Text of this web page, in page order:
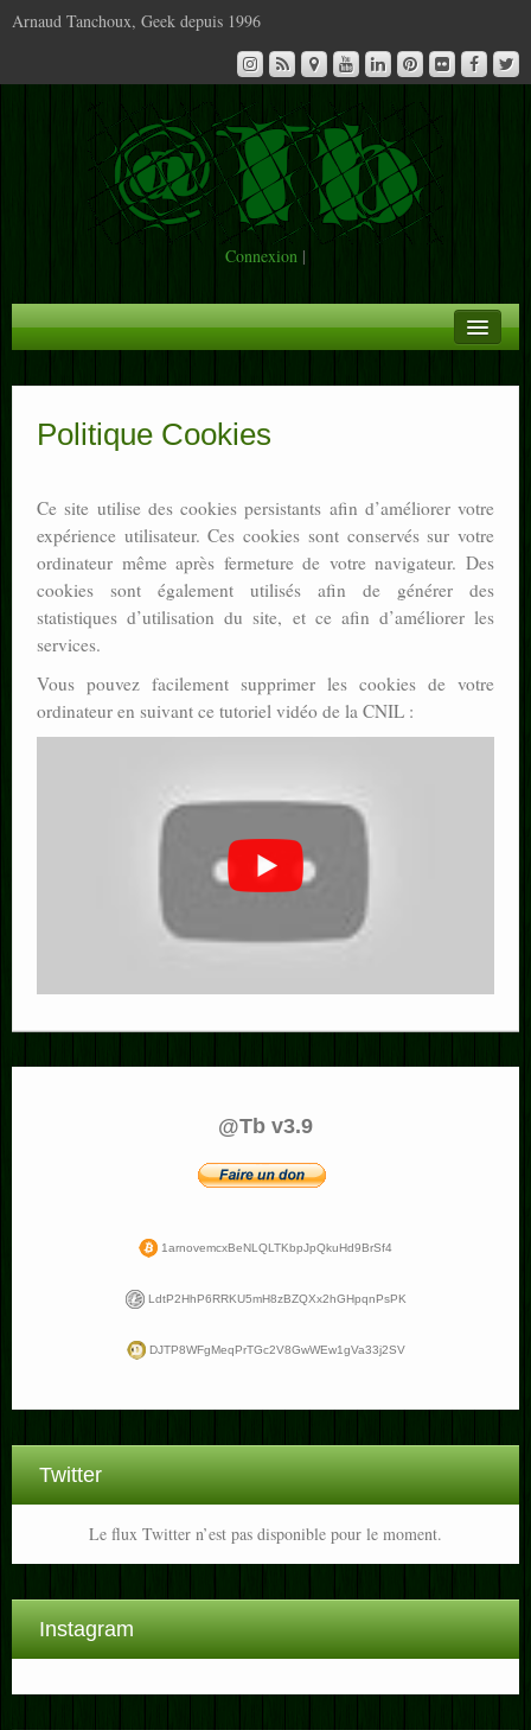
Arnaud Tanchoux, Geek depuis 1996
Connexion |
Infos
Politique Cookies
Ce site utilise des cookies persistants afin d’améliorer votre
expérience utilisateur. Ces cookies sont conservés sur votre
ordinateur même après fermeture de votre navigateur. Des
cookies sont également utilisés afin de générer des
statistiques d’utilisation du site, et ce afin d’améliorer les
services.
Vous pouvez facilement supprimer les cookies de votre
ordinateur en suivant ce tutoriel vidéo de la CNIL :
@Tb v3.9
1arnovemcxBeNLQLTKbpJpQkuHd9BrSf4
LdtP2HhP6RRKU5mH8zBZQXx2hGHpqnPsPK
DJTP8WFgMeqPrTGc2V8GwWEw1gVa33j2SV
Twitter
Le flux Twitter n’est pas disponible pour le moment.
Instagram